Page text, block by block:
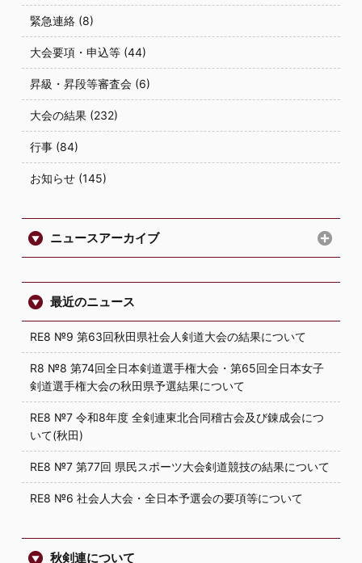
緊急連絡 (8)
大会要項・申込等 (44)
昇級・昇段等審査会 (6)
大会の結果 (232)
行事 (84)
お知らせ (145)
ニュースアーカイブ
最近のニュース
RE8 №9 第63回秋田県社会人剣道大会の結果について
R8 №8 第74回全日本剣道選手権大会・第65回全日本女子
剣道選手権大会の秋田県予選結果について
RE8 №7 令和8年度 全剣連東北合同稽古会及び錬成会につ
いて(秋田)
RE8 №7 第77回 県民スポーツ大会剣道競技の結果について
RE8 №6 社会人大会・全日本予選会の要項等について
秋剣連について